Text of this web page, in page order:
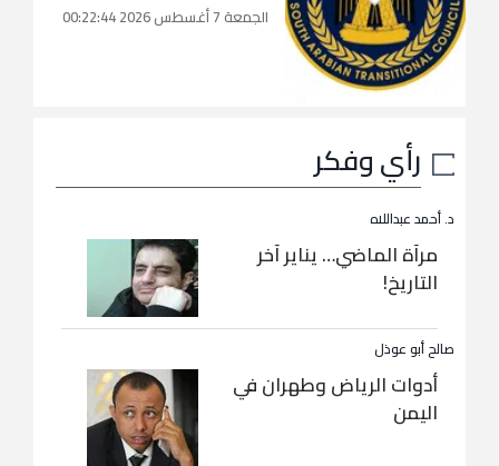
الجمعة 7 أغسطس 2026 00:22:44
رأي وفكر
د. أحمد عبداللاه
مرآة الماضي… يناير آخر
التاريخ!
صالح أبو عوذل
أدوات الرياض وطهران في
اليمن